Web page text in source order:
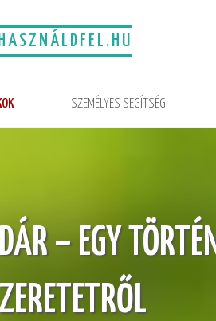
HASZNÁLDFEL.HU
SZEMÉLYES SEGÍTSÉG
– EGY